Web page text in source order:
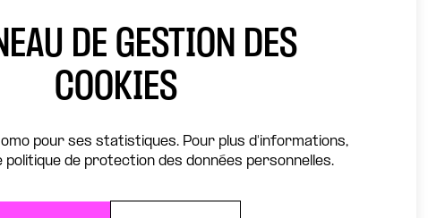
utilisation quotidienne ?
la pratique du théâtre
utilitaire pour les faire
d’évocation se déploie.
permet au tout public de
ethnologue,
Concorde et Ethnoart pour
et de création
DE GESTION DES
COOKIES
pour ses statistiques. Pour plus d'informations,
de protection des données personnelles.